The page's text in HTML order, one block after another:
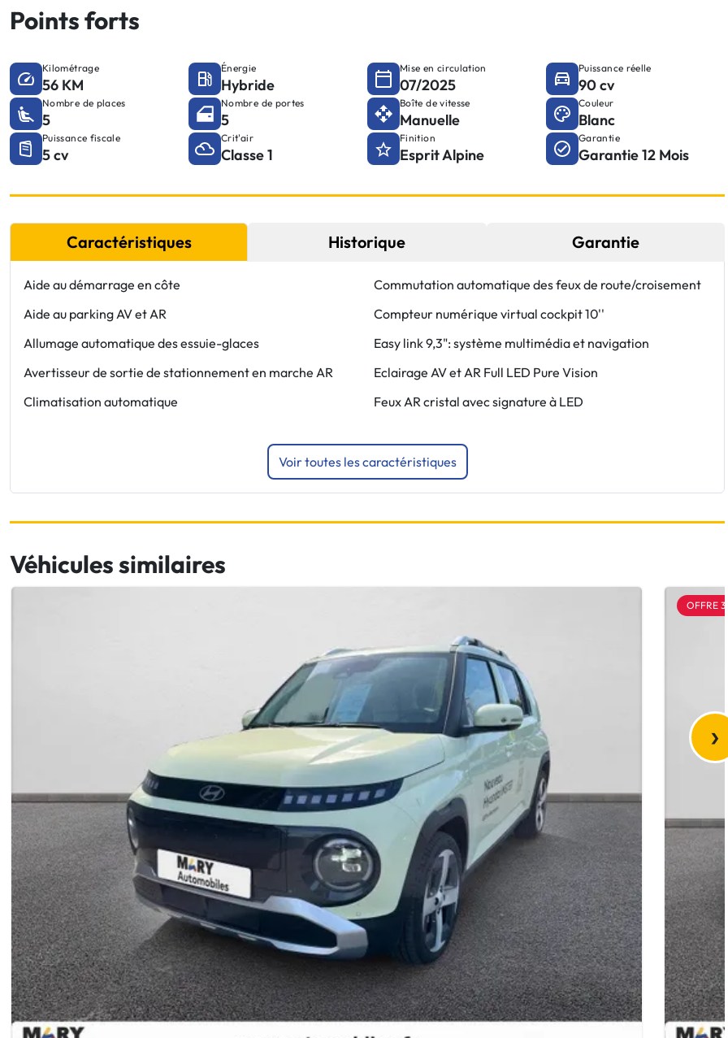
Points forts
Kilométrage
56 KM
Énergie
Hybride
Mise en circulation
07/2025
Puissance réelle
90 cv
Nombre de places
5
Nombre de portes
5
Boîte de vitesse
Manuelle
Couleur
Blanc
Puissance fiscale
5 cv
Crit'air
Classe 1
Finition
Esprit Alpine
Garantie
Garantie 12 Mois
Caractéristiques Historique Garantie
Aide au démarrage en côte
Aide au parking AV et AR
Allumage automatique des essuie-glaces
Avertisseur de sortie de stationnement en marche AR
Climatisation automatique
Commutation automatique des feux de route/croisement
Compteur numérique virtual cockpit 10''
Easy link 9,3": système multimédia et navigation
Eclairage AV et AR Full LED Pure Vision
Feux AR cristal avec signature à LED
Voir toutes les caractéristiques
Véhicules similaires
OFFRE
›